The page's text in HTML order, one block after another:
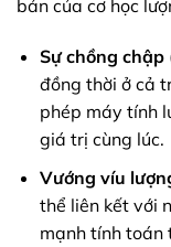
bản của cơ học
Sự chồng
đồng thời ở cả
phép máy tính
giá trị cùng lúc.
Vướng víu
thể liên kết với
mạnh tính toán